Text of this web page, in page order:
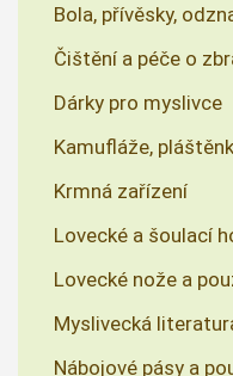
Bola, přívěsky,
Čištění a péče o
Dárky pro myslivce
Kamufláže,
Krmná zařízení
Lovecké a šoulací
Lovecké nože a
Myslivecká
Nábojové pásy a